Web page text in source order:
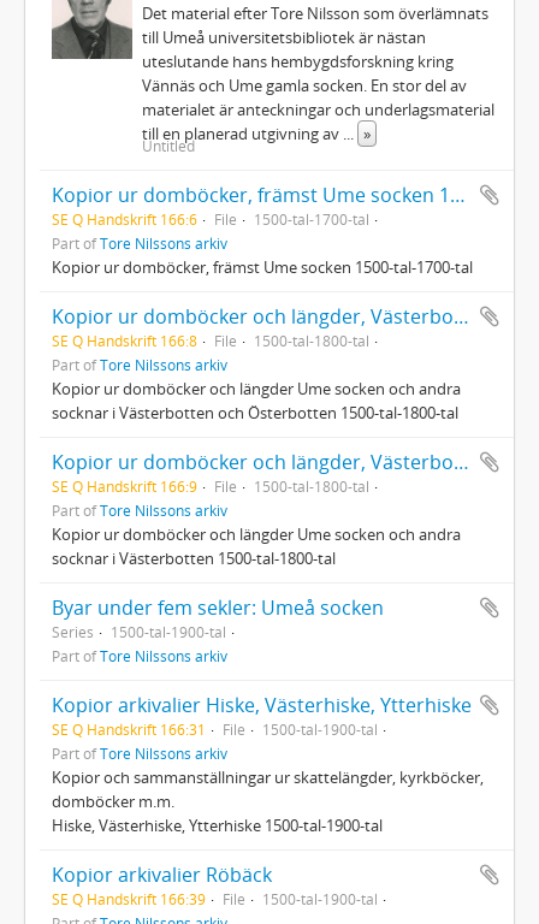
Det material efter Tore Nilsson som överlämnats
till Umeå universitetsbibliotek är nästan
uteslutande hans hembygdsforskning kring
Vännäs och Ume gamla socken. En stor del av
materialet är anteckningar och underlagsmaterial
till en planerad utgivning av
»
Untitled
Kopior ur domböcker, främst Ume socken 1500-tal-1700-tal
SE Q Handskrift 166:6 File
1500-tal-1700-tal
Part ofTore Nilssons arkiv
Kopior ur domböcker, främst Ume socken 1500-tal-1700-tal
Kopior ur domböcker och längder, Västerbotten och Österbotten 1500-tal-1800-tal
SE Q Handskrift 166:8 File
1500-tal-1800-tal
Part ofTore Nilssons arkiv
Kopior ur domböcker och längder Ume socken och andra
socknar i Västerbotten och Österbotten 1500-tal-1800-tal
Kopior ur domböcker och längder, Västerbotten 1500-tal-1800-tal
SE Q Handskrift 166:9 File
1500-tal-1800-tal
Part ofTore Nilssons arkiv
Kopior ur domböcker och längder Ume socken och andra
socknar i Västerbotten 1500-tal-1800-tal
Byar under fem sekler: Umeå socken
Series
1500-tal-1900-tal
Part ofTore Nilssons arkiv
Kopior arkivalier Hiske, Västerhiske, Ytterhiske
SE Q Handskrift 166:31 File
1500-tal-1900-tal
Part ofTore Nilssons arkiv
Kopior och sammanställningar ur skattelängder, kyrkböcker,
domböcker m.m.
Hiske, Västerhiske, Ytterhiske 1500-tal-1900-tal
Kopior arkivalier Röbäck
SE Q Handskrift 166:39 File
1500-tal-1900-tal